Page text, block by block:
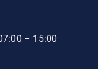
– 15:00